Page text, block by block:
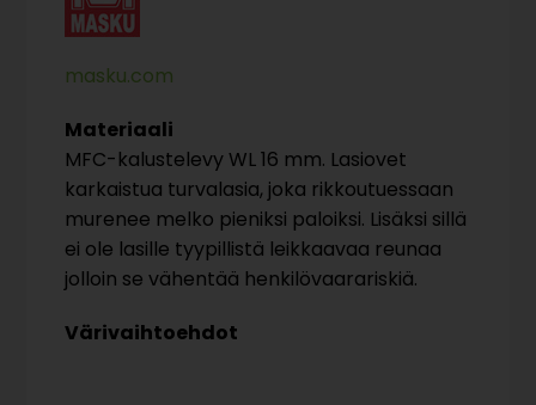
masku.com
Materiaali
MFC-kalustelevy WL 16 mm. Lasiovet
karkaistua turvalasia, joka rikkoutuessaan
murenee melko pieniksi paloiksi. Lisäksi sillä
ei ole lasille tyypillistä leikkaavaa reunaa
jolloin se vähentää henkilövaarariskiä.
Värivaihtoehdot